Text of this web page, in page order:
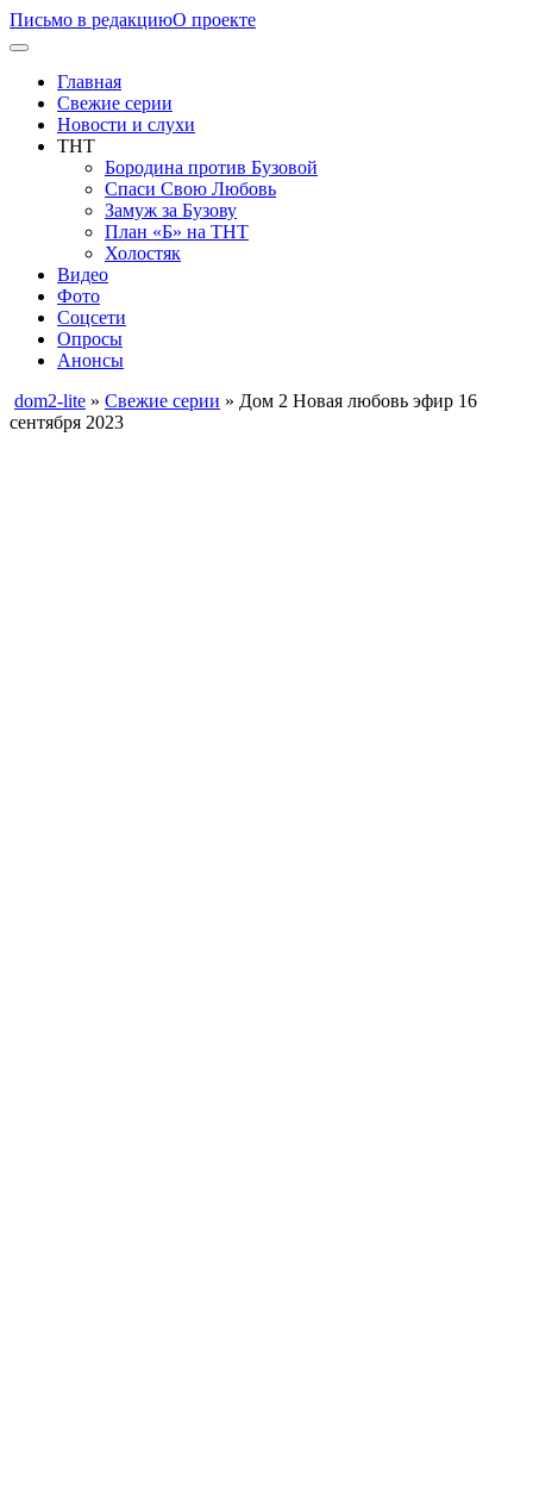
Письмо в редакциюО проекте
Главная
Свежие серии
Новости и слухи
ТНТ
Бородина против Бузовой
Спаси Свою Любовь
Замуж за Бузову
План «Б» на ТНТ
Холостяк
Видео
Фото
Соцсети
Опросы
Анонсы
dom2-lite » Свежие серии » Дом 2 Новая любовь эфир 16
сентября 2023